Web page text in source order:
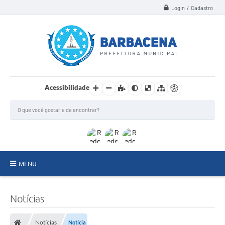
Login / Cadastro
Acessibilidade
MENU
Notícias
Notícias Notícia